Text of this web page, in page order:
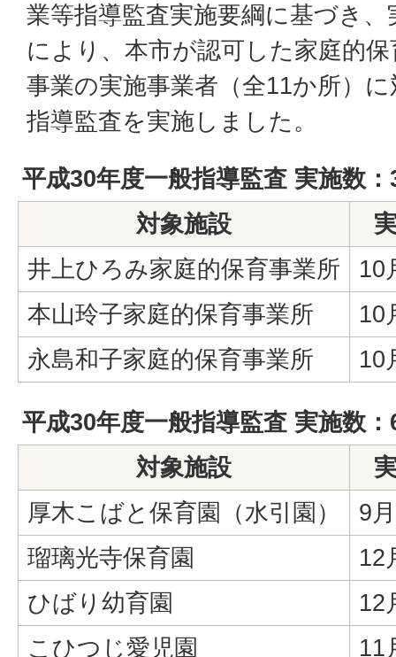
業等指導監査実施要綱に基づき
により、本市が認可した家庭的
事業の実施事業者（全11か所）
指導監査を実施しました。
平成30年度一般指導監査 実施数
対象施設
井上ひろみ家庭的保育事業所
10
本山玲子家庭的保育事業所
10
永島和子家庭的保育事業所
10
平成30年度一般指導監査 実施数
対象施設
厚木こばと保育園（水引園）
9
瑠璃光寺保育園
12
ひばり幼育園
12
こひつじ愛児園
11